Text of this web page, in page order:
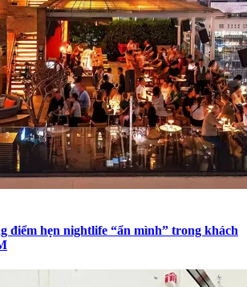
điểm hẹn nightlife “ẩn mình” trong khách